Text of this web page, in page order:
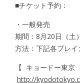
■チケット予約：
・一般発売
期間：8月20日（土
方法：下記各プレ
【 キョードー東
http://